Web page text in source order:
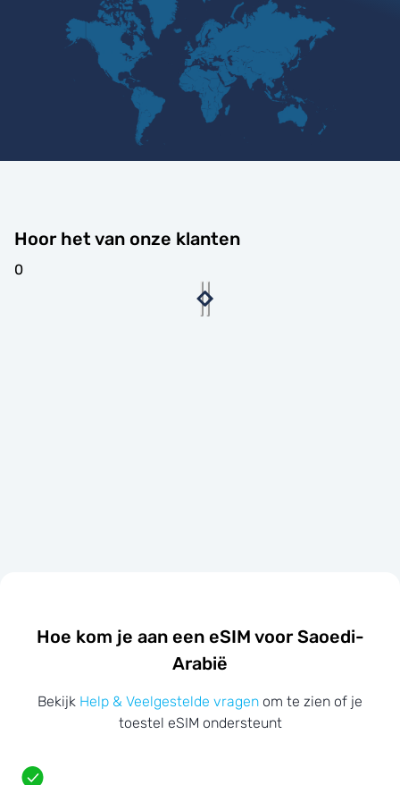
Hoor het van onze klanten
0
Hoe kom je aan een eSIM voor Saoedi-
Arabië
Bekijk Help & Veelgestelde vragen om te zien of je
toestel eSIM ondersteunt